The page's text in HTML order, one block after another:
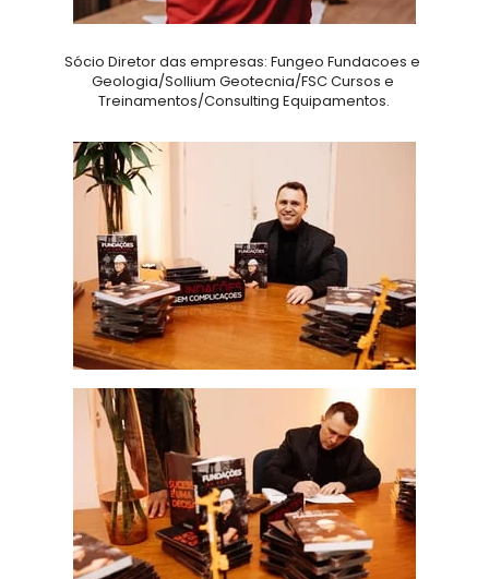
Sócio Diretor das empresas: Fungeo Fundacoes e
Geologia/Sollium Geotecnia/FSC Cursos e
Treinamentos/Consulting Equipamentos.